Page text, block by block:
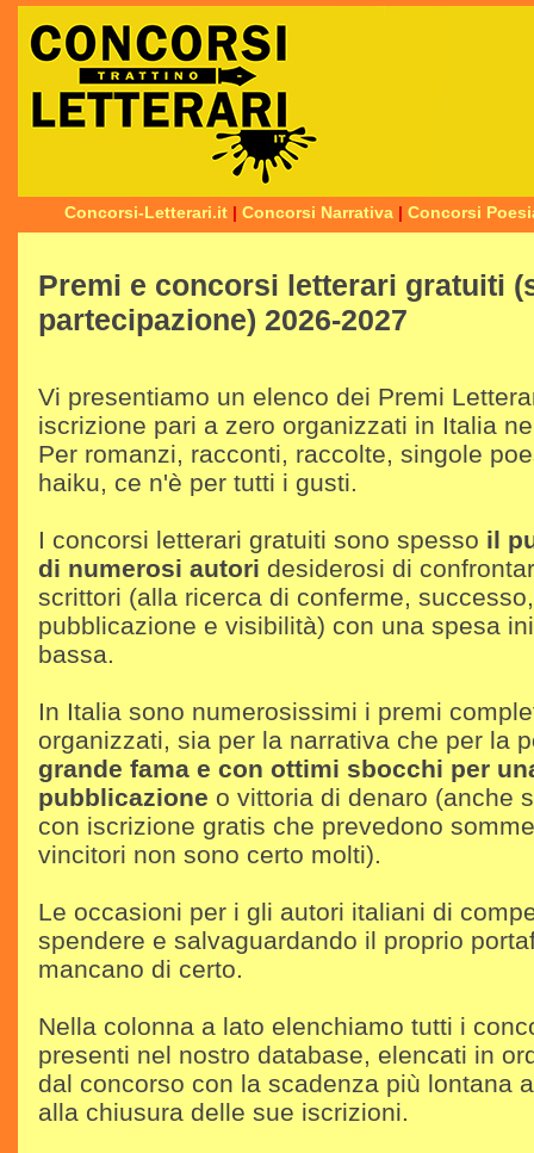
Concorsi-Letterari.it | Concorsi Narrativa | Concorsi
Premi e concorsi letterari gratuiti
partecipazione) 2026-2027
Vi presentiamo un elenco dei Premi
iscrizione pari a zero organizzati in Italia
Per romanzi, racconti, raccolte, singole
haiku, ce n'è per tutti i gusti.
I concorsi letterari gratuiti sono spesso il
di numerosi autori desiderosi di
scrittori (alla ricerca di conferme,
pubblicazione e visibilità) con una spesa
bassa.
In Italia sono numerosissimi i premi
organizzati, sia per la narrativa che per la
grande fama e con ottimi sbocchi per
pubblicazione o vittoria di denaro (anche
con iscrizione gratis che prevedono
vincitori non sono certo molti).
Le occasioni per i gli autori italiani di
spendere e salvaguardando il proprio
mancano di certo.
Nella colonna a lato elenchiamo tutti i
presenti nel nostro database, elencati in
dal concorso con la scadenza più lontana
alla chiusura delle sue iscrizioni.